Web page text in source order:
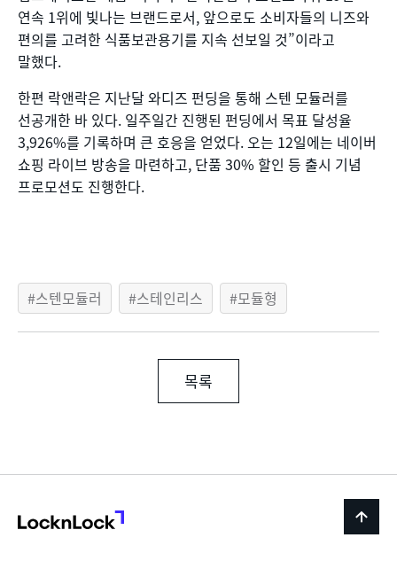
연속 1위에 빛나는 브랜드로서, 앞으로도 소비자들의 니즈와
편의를 고려한 식품보관용기를 지속 선보일 것”이라고
말했다.
한편 락앤락은 지난달 와디즈 펀딩을 통해 스텐 모듈러를
선공개한 바 있다. 일주일간 진행된 펀딩에서 목표 달성율
3,926%를 기록하며 큰 호응을 얻었다. 오는 12일에는 네이버
쇼핑 라이브 방송을 마련하고, 단품 30% 할인 등 출시 기념
프로모션도 진행한다.
스텐모듈러 스테인리스 모듈형
목록
back